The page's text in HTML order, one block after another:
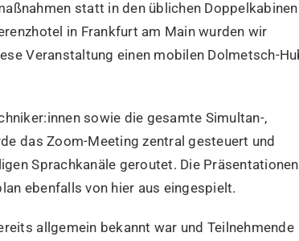
statt in den üblichen Doppelkabinen
in Frankfurt am Main wurden wir
Veranstaltung einen mobilen Dolmetsch-
sowie die gesamte Simultan-,
das Zoom-Meeting zentral gesteuert und
Sprachkanäle geroutet. Die Präsentationen
ebenfalls von hier aus eingespielt.
allgemein bekannt war und Teilnehmende